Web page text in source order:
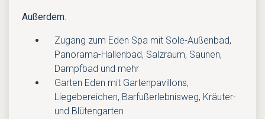
Außerdem:
Zugang zum Eden Spa mit Sole-Außenbad,
Panorama-Hallenbad, Salzraum, Saunen,
Dampfbad und mehr
Garten Eden mit Gartenpavillons,
Liegebereichen, Barfußerlebnisweg, Kräuter-
und Blütengarten